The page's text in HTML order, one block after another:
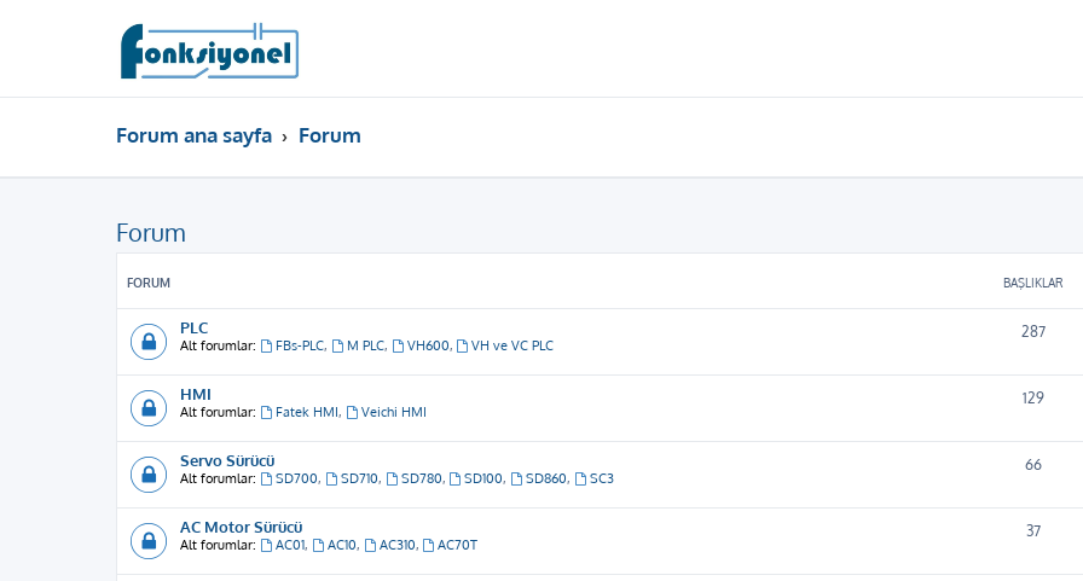
Forum ana sayfa Forum
Forum
FORUM BAŞLIKLAR
PLC
Alt forumlar: FBs-PLC, M PLC, VH600, VH ve VC PLC
287
HMI
Alt forumlar: Fatek HMI, Veichi HMI
129
Servo Sürücü
Alt forumlar: SD700, SD710, SD780, SD100, SD860, SC3
66
AC Motor Sürücü
Alt forumlar: AC01, AC10, AC310, AC70T
37